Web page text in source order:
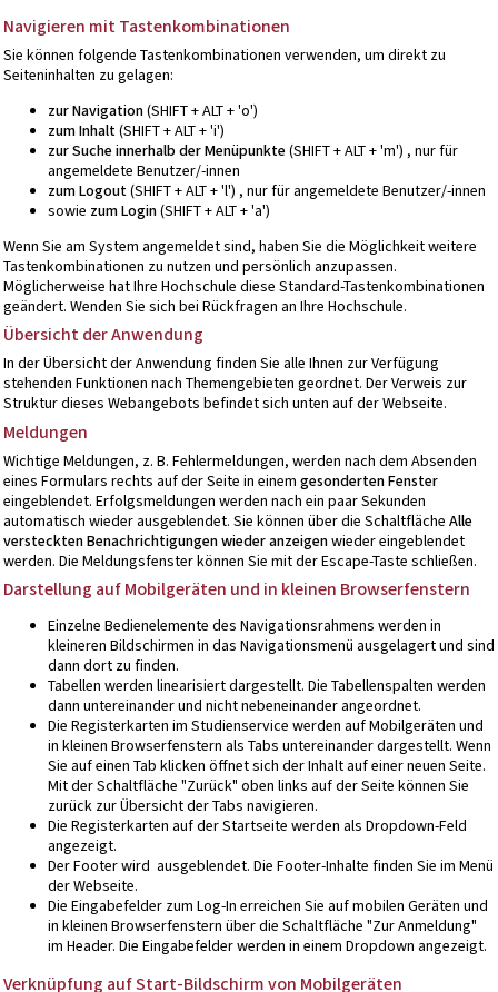
Navigieren mit Tastenkombinationen
Sie können folgende Tastenkombinationen verwenden, um direkt zu
Seiteninhalten zu gelagen:
zur Navigation(SHIFT + ALT + 'o')
zum Inhalt(SHIFT + ALT + 'i')
zur Suche innerhalb der Menüpunkte(SHIFT + ALT + 'm') , nur für
angemeldete Benutzer/-innen
zum Logout(SHIFT + ALT + 'l') , nur für angemeldete Benutzer/-innen
sowie zum Login(SHIFT + ALT + 'a')
Wenn Sie am System angemeldet sind, haben Sie die Möglichkeit weitere
Tastenkombinationen zu nutzen und persönlich anzupassen.
Möglicherweise hat Ihre Hochschule diese Standard-Tastenkombinationen
geändert. Wenden Sie sich bei Rückfragen an Ihre Hochschule.
Übersicht der Anwendung
In der Übersicht der Anwendung finden Sie alle Ihnen zur Verfügung
stehenden Funktionen nach Themengebieten geordnet. Der Verweis zur
Struktur dieses Webangebots befindet sich unten auf der Webseite.
Meldungen
Wichtige Meldungen, z. B. Fehlermeldungen, werden nach dem Absenden
eines Formulars rechts auf der Seite in einem gesonderten Fenster
eingeblendet. Erfolgsmeldungen werden nach ein paar Sekunden
automatisch wieder ausgeblendet. Sie können über die Schaltfläche Alle
versteckten Benachrichtigungen wieder anzeigenwieder eingeblendet
werden. Die Meldungsfenster können Sie mit der Escape-Taste schließen.
Darstellung auf Mobilgeräten und in kleinen Browserfenstern
Einzelne Bedienelemente des Navigationsrahmens werden in
kleineren Bildschirmen in das Navigationsmenü ausgelagert und sind
dann dort zu finden.
Tabellen werden linearisiert dargestellt. Die Tabellenspalten werden
dann untereinander und nicht nebeneinander angeordnet.
Die Registerkarten im Studienservice werden auf Mobilgeräten und
in kleinen Browserfenstern als Tabs untereinander dargestellt. Wenn
Sie auf einen Tab klicken öffnet sich der Inhalt auf einer neuen Seite.
Mit der Schaltfläche "Zurück" oben links auf der Seite können Sie
zurück zur Übersicht der Tabs navigieren.
Die Registerkarten auf der Startseite werden als Dropdown-Feld
angezeigt.
Der Footer wird ausgeblendet. Die Footer-Inhalte finden Sie im Menü
der Webseite.
Die Eingabefelder zum Log-In erreichen Sie auf mobilen Geräten und
in kleinen Browserfenstern über die Schaltfläche "Zur Anmeldung"
im Header. Die Eingabefelder werden in einem Dropdown angezeigt.
Verknüpfung auf Start-Bildschirm von Mobilgeräten